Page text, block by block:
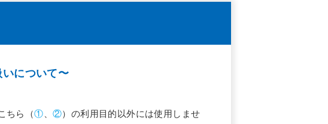
について〜
ちら（① 、②）の利用目的以外には使用しませ